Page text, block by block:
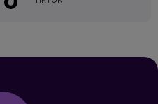
ȘI ALȚI PESTE 60 DE